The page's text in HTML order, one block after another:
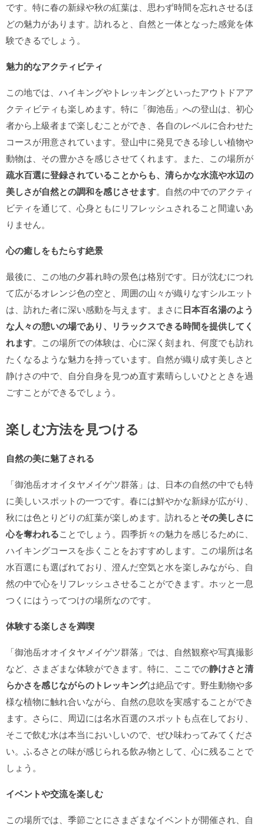
です。特に春の新緑や秋の紅葉は、思わず時間を忘れさせるほ
どの魅力があります。訪れると、自然と一体となった感覚を体
験できるでしょう。
魅力的なアクティビティ
この地では、ハイキングやトレッキングといったアウトドアア
クティビティも楽しめます。特に「御池岳」への登山は、初心
者から上級者まで楽しむことができ、各自のレベルに合わせた
コースが用意されています。登山中に発見できる珍しい植物や
動物は、その豊かさを感じさせてくれます。また、この場所が
疏水百選に登録されていることからも、清らかな水流や水辺の
美しさが自然との調和を感じさせます。自然の中でのアクティ
ビティを通じて、心身ともにリフレッシュされること間違いあ
りません。
心の癒しをもたらす絶景
最後に、この地の夕暮れ時の景色は格別です。日が沈むにつれ
て広がるオレンジ色の空と、周囲の山々が織りなすシルエット
は、訪れた者に深い感動を与えます。まさに日本百名湯のよう
な人々の憩いの場であり、リラックスできる時間を提供してく
れます。この場所での体験は、心に深く刻まれ、何度でも訪れ
たくなるような魅力を持っています。自然が織り成す美しさと
静けさの中で、自分自身を見つめ直す素晴らしいひとときを過
ごすことができるでしょう。
楽しむ方法を見つける
自然の美に魅了される
「御池岳オオイタヤメイゲツ群落」は、日本の自然の中でも特
に美しいスポットの一つです。春には鮮やかな新緑が広がり、
秋には色とりどりの紅葉が楽しめます。訪れるとその美しさに
心を奪われることでしょう。四季折々の魅力を感じるために、
ハイキングコースを歩くことをおすすめします。この場所は名
水百選にも選ばれており、澄んだ空気と水を楽しみながら、自
然の中で心をリフレッシュさせることができます。ホッと一息
つくにはうってつけの場所なのです。
体験する楽しさを満喫
「御池岳オオイタヤメイゲツ群落」では、自然観察や写真撮影
など、さまざまな体験ができます。特に、ここでの静けさと清
らかさを感じながらのトレッキングは絶品です。野生動物や多
様な植物に触れ合いながら、自然の息吹を実感することができ
ます。さらに、周辺には名水百選のスポットも点在しており、
そこで飲む水は本当においしいので、ぜひ味わってみてくださ
い。ふるさとの味が感じられる飲み物として、心に残ることで
しょう。
イベントや交流を楽しむ
この場所では、季節ごとにさまざまなイベントが開催され、自